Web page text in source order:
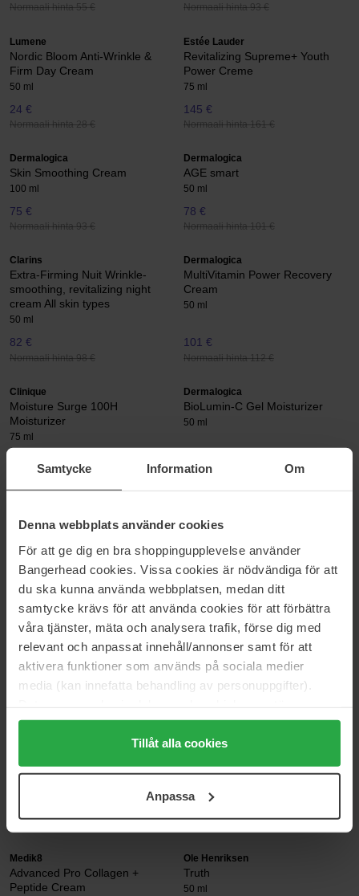
Samtycke Information Om
Denna webbplats använder cookies
För att ge dig en bra shoppingupplevelse använder
Bangerhead cookies. Vissa cookies är nödvändiga för att
du ska kunna använda webbplatsen, medan ditt
samtycke krävs för att använda cookies för att förbättra
våra tjänster, mäta och analysera trafik, förse dig med
relevant och anpassat innehåll/annonser samt för att
aktivera funktioner som används på sociala medier
media (kan innefatta behandling av personuppgifter).
Genom att trycka på "Tillåt alla cookies" accepterar du
alla cookies, medan du under "Detaljer" kan anpassa
användningen av cookies. Du kan när som helst återkalla
samt vår Integritetspolicy.
Tillåt alla cookies
Anpassa
Normaali hinta 55 € Normaali hinta 93 €
Lumene
Nordic Bloom Anti-Wrinkle &
Firm Day Cream
50 ml
24 €
Normaali hinta 28 €
Estée Lauder
Revitalizing Supreme+ Youth
Power Creme
75 ml
145 €
Normaali hinta 161 €
Dermalogica
Skin Smoothing Cream
100 ml
75 €
Normaali hinta 93 €
Dermalogica
AGE smart
50 ml
78 €
Normaali hinta 101 €
Clarins
Extra-Firming Nuit Wrinkle-
smoothing, revitalizing night
cream All skin types
50 ml
82 €
Normaali hinta 98 €
Dermalogica
MultiVitamin Power Recovery
Cream
50 ml
101 €
Normaali hinta 112 €
Clinique
Moisture Surge 100H
Moisturizer
75 ml
Normaali hinta 57 €
Dermalogica
BioLumin-C Gel Moisturizer
50 ml
Normaali hinta 86 €
Super Restorative Night Cream
101 €
Normaali hinta 117 €
Hydra-Essentiel SPF15
Cream
50 ml
48 €
Normaali hinta 53 €
Daily Defence Face Mousse
SPF50
75 ml
Normaali hinta 35 €
Biolumin-C Heat Aging Protector
SPF50
50 ml
Normaali hinta 103 €
Nordic Hydra Centella Barrier Cream
Medik8
Advanced Pro Collagen +
Peptide Cream
Ole Henriksen
Truth
50 ml